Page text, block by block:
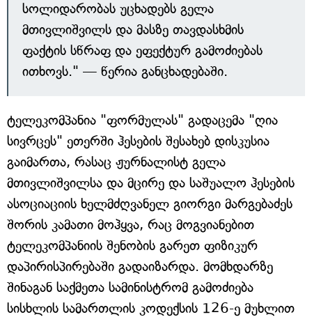
სოლიდარობას უცხადებს გელა
მთივლიშვილს და მასზე თავდასხმის
ფაქტის სწრაფ და ეფექტურ გამოძიებას
ითხოვს." — წერია განცხადებაში.
ტელეკომპანია "ფორმულას" გადაცემა "ღია
სივრცეს" ეთერში ჰესების შესახებ დისკუსია
გაიმართა, რასაც ჟურნალისტ გელა
მთივლიშვილსა და მცირე და საშუალო ჰესების
ასოციაციის ხელმძღვანელ გიორგი მარგებაძეს
შორის კამათი მოჰყვა, რაც მოგვიანებით
ტელეკომპანიის შენობის გარეთ ფიზიკურ
დაპირისპირებაში გადაიზარდა. მომხდარზე
შინაგან საქმეთა სამინისტრომ გამოძიება
სისხლის სამართლის კოდექსის 126-ე მუხლით